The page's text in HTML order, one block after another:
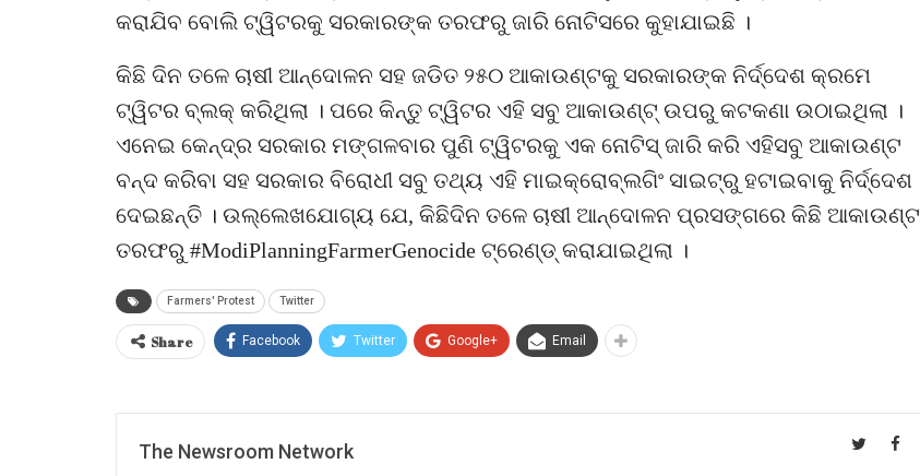
କରାଯିବ ବୋଲି ଟ୍ୱିଟରକୁ ସରକାରଙ୍କ ତରଫରୁ ଜାରି ନୋଟିସରେ କୁହାଯାଇଛି ।
କିଛି ଦିନ ତଳେ ଚାଷୀ ଆନ୍ଦୋଳନ ସହ ଜଡିତ ୨୫୦ ଆକାଉଣ୍ଟକୁ ସରକାରଙ୍କ ନିର୍ଦ୍ଦେଶ କ୍ରମେ
ଟ୍ୱିଟର ବ୍ଲକ୍ କରିଥିଲା । ପରେ କିନ୍ତୁ ଟ୍ୱିଟର ଏହି ସବୁ ଆକାଉଣ୍ଟ୍ ଉପରୁ କଟକଣା ଉଠାଇଥିଲା ।
ଏନେଇ କେନ୍ଦ୍ର ସରକାର ମଙ୍ଗଳବାର ପୁଣି ଟ୍ୱିଟରକୁ ଏକ ନୋଟିସ୍ ଜାରି କରି ଏହିସବୁ ଆକାଉଣ୍ଟ
ବନ୍ଦ କରିବା ସହ ସରକାର ବିରୋଧୀ ସବୁ ତଥ୍ୟ ଏହି ମାଇକ୍ରୋବ୍ଲଗିଂ ସାଇଟ୍‌ରୁ ହଟାଇବାକୁ ନିର୍ଦ୍ଦେଶ
ଦେଇଛନ୍ତି । ଉଲ୍ଲେଖଯୋଗ୍ୟ ଯେ, କିଛିଦିନ ତଳେ ଚାଷୀ ଆନ୍ଦୋଳନ ପ୍ରସଙ୍ଗରେ କିଛି ଆକାଉଣ୍ଟ
ତରଫରୁ #ModiPlanningFarmerGenocide ଟ୍ରେଣ୍ଡ୍ କରାଯାଇଥିଲା ।
Farmers' Protest Twitter
Share Facebook Twitter Google+ Email
The Newsroom Network